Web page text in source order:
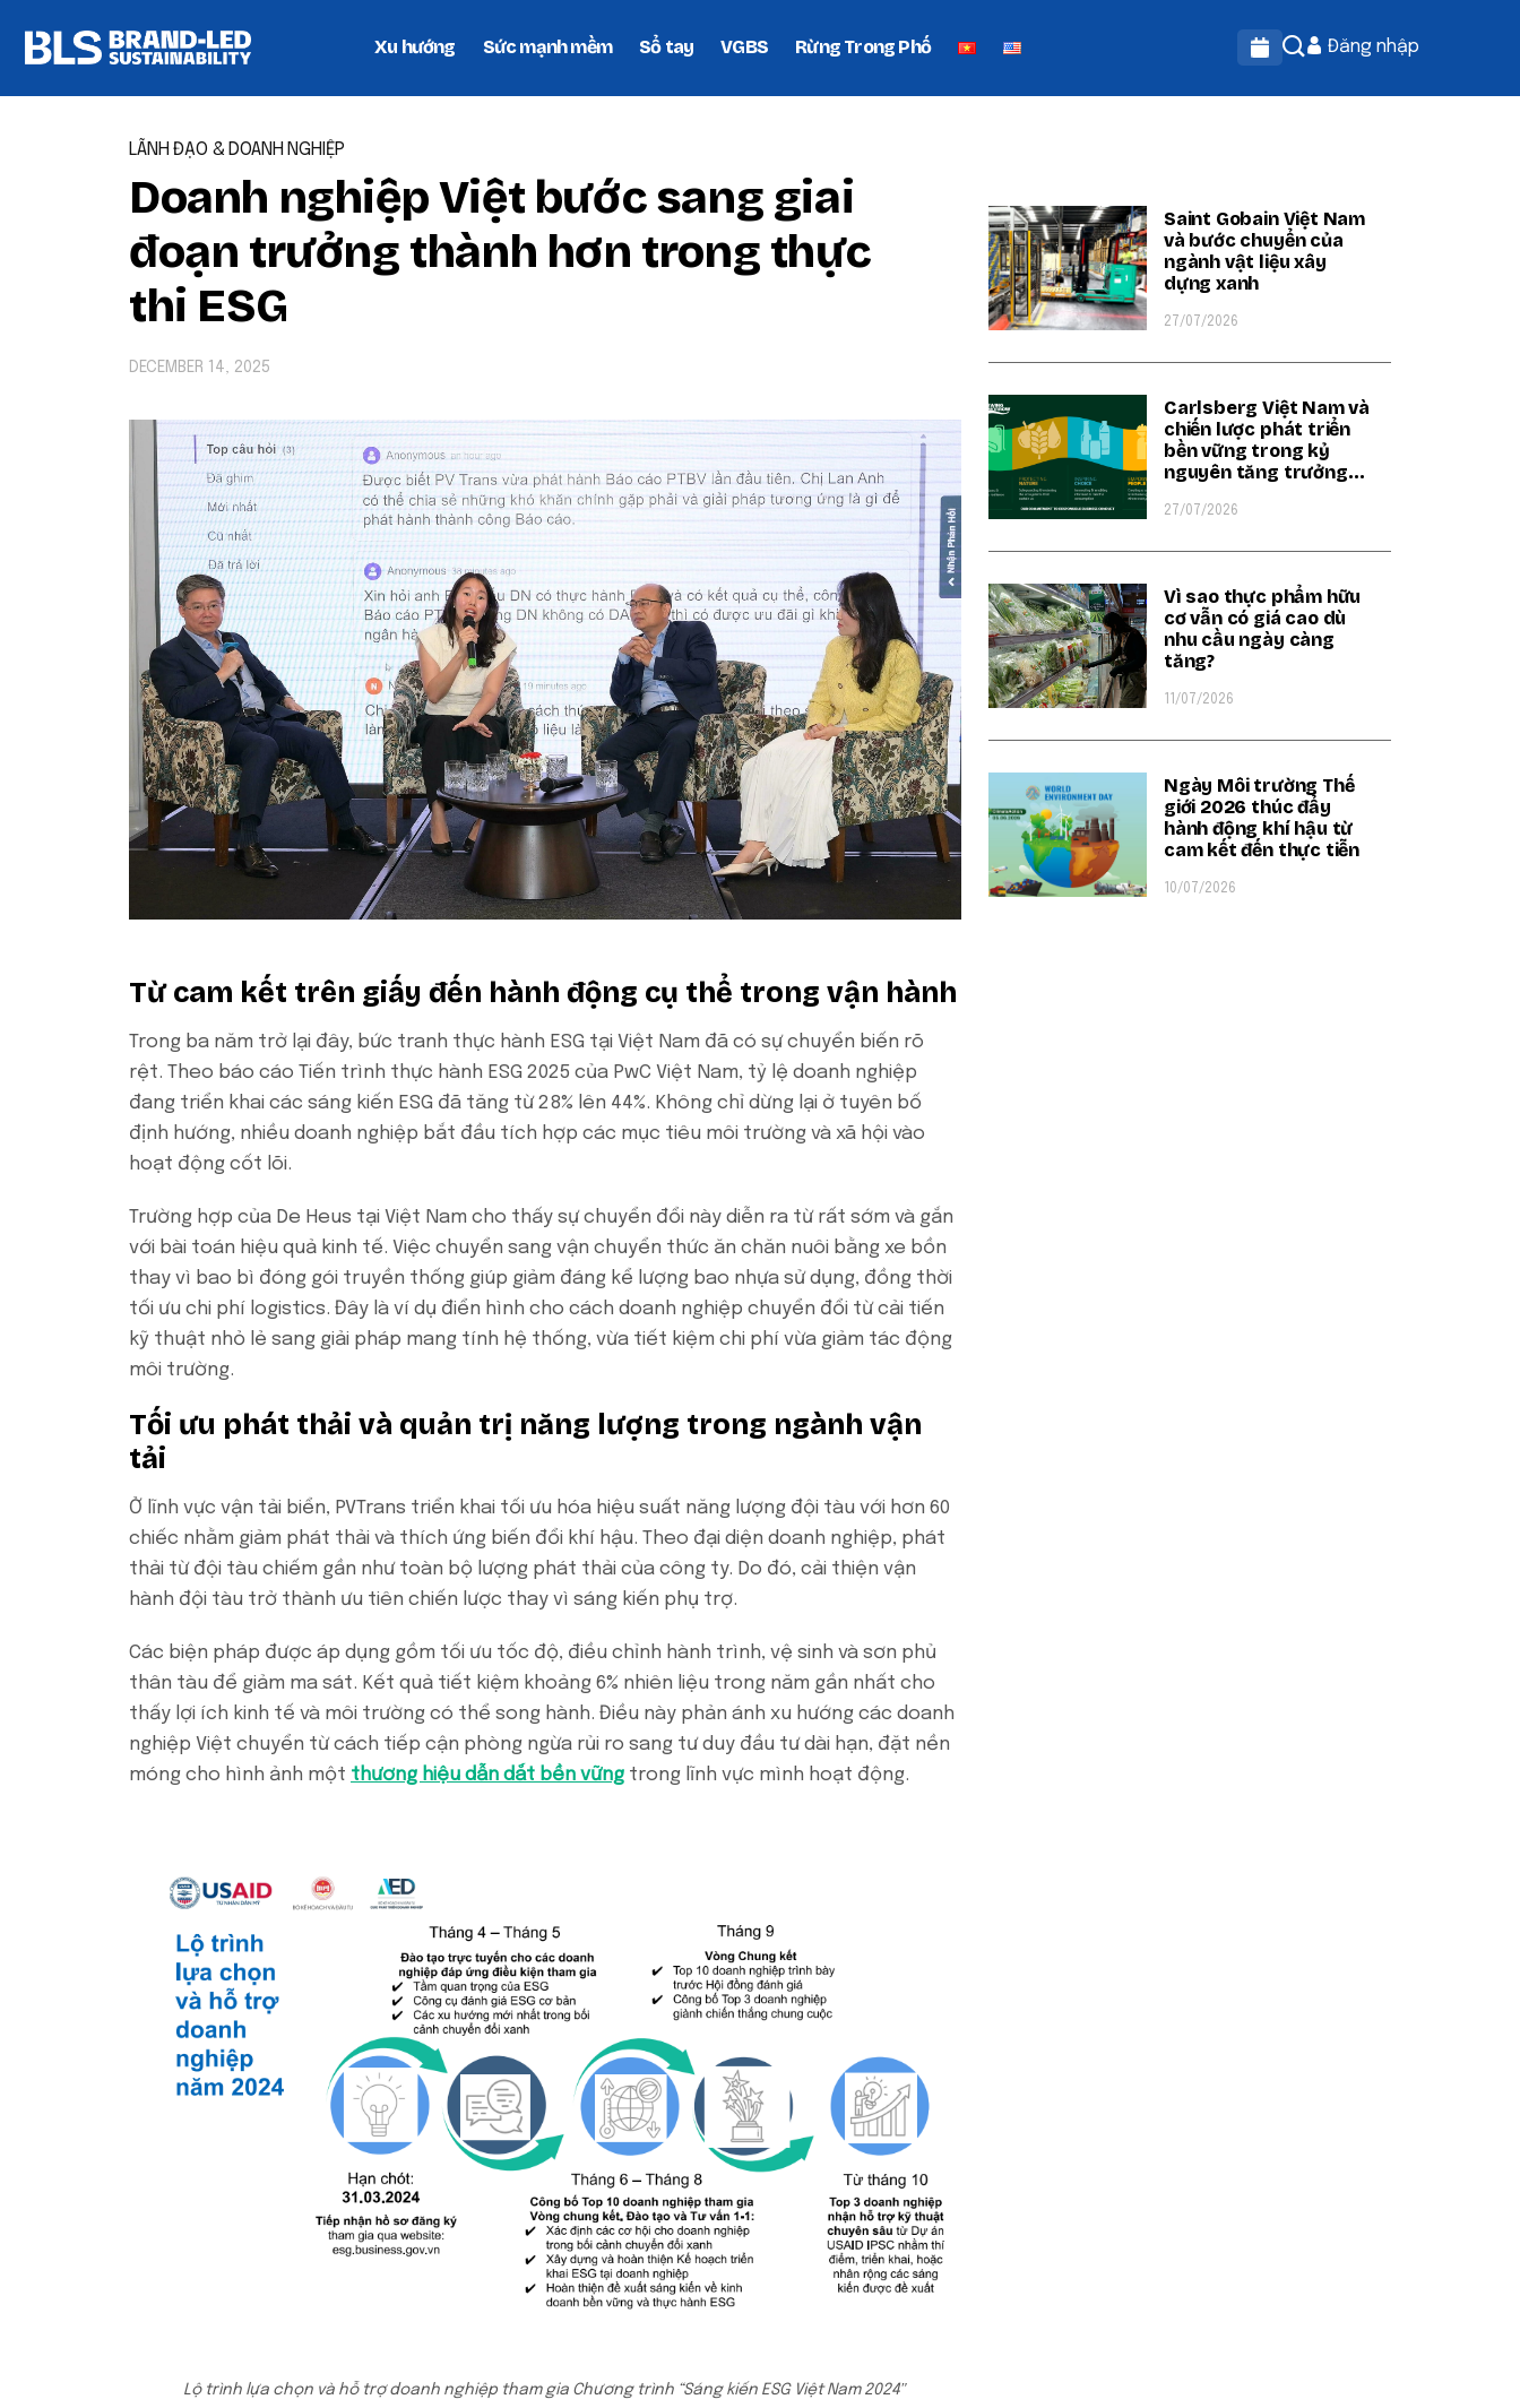
Xu hướng Sức mạnh mềm Sổ tay VGBS Rừng Trong Phố Đăng nhập
LÃNH ĐẠO & DOANH NGHIỆP
Doanh nghiệp Việt bước sang giai
đoạn trưởng thành hơn trong thực
thi ESG
DECEMBER 14, 2025
Từ cam kết trên giấy đến hành động cụ thể trong vận hành
Trong ba năm trở lại đây, bức tranh thực hành ESG tại Việt Nam đã có sự chuyển biến rõ
rệt. Theo báo cáo Tiến trình thực hành ESG 2025 của PwC Việt Nam, tỷ lệ doanh nghiệp
đang triển khai các sáng kiến ESG đã tăng từ 28% lên 44%. Không chỉ dừng lại ở tuyên bố
định hướng, nhiều doanh nghiệp bắt đầu tích hợp các mục tiêu môi trường và xã hội vào
hoạt động cốt lõi.
Trường hợp của De Heus tại Việt Nam cho thấy sự chuyển đổi này diễn ra từ rất sớm và gắn
với bài toán hiệu quả kinh tế. Việc chuyển sang vận chuyển thức ăn chăn nuôi bằng xe bồn
thay vì bao bì đóng gói truyền thống giúp giảm đáng kể lượng bao nhựa sử dụng, đồng thời
tối ưu chi phí logistics. Đây là ví dụ điển hình cho cách doanh nghiệp chuyển đổi từ cải tiến
kỹ thuật nhỏ lẻ sang giải pháp mang tính hệ thống, vừa tiết kiệm chi phí vừa giảm tác động
môi trường.
Tối ưu phát thải và quản trị năng lượng trong ngành vận
tải
Ở lĩnh vực vận tải biển, PVTrans triển khai tối ưu hóa hiệu suất năng lượng đội tàu với hơn 60
chiếc nhằm giảm phát thải và thích ứng biến đổi khí hậu. Theo đại diện doanh nghiệp, phát
thải từ đội tàu chiếm gần như toàn bộ lượng phát thải của công ty. Do đó, cải thiện vận
hành đội tàu trở thành ưu tiên chiến lược thay vì sáng kiến phụ trợ.
Các biện pháp được áp dụng gồm tối ưu tốc độ, điều chỉnh hành trình, vệ sinh và sơn phủ
thân tàu để giảm ma sát. Kết quả tiết kiệm khoảng 6% nhiên liệu trong năm gần nhất cho
thấy lợi ích kinh tế và môi trường có thể song hành. Điều này phản ánh xu hướng các doanh
nghiệp Việt chuyển từ cách tiếp cận phòng ngừa rủi ro sang tư duy đầu tư dài hạn, đặt nền
móng cho hình ảnh một thương hiệu dẫn dắt bền vững trong lĩnh vực mình hoạt động.
Lộ trình lựa chọn và hỗ trợ doanh nghiệp tham gia Chương trình “Sáng kiến ESG Việt Nam 2024″
Saint Gobain Việt Nam
và bước chuyển của
ngành vật liệu xây
dựng xanh
27/07/2026
Carlsberg Việt Nam và
chiến lược phát triển
bền vững trong kỷ
nguyên tăng trưởng
27/07/2026
Vì sao thực phẩm hữu
cơ vẫn có giá cao dù
nhu cầu ngày càng
tăng?
11/07/2026
Ngày Môi trường Thế
giới 2026 thúc đẩy
hành động khí hậu từ
cam kết đến thực tiễn
10/07/2026